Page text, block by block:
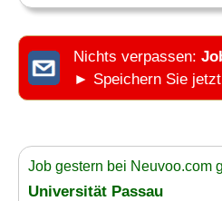
Nichts verpassen:
► Speichern Sie
Job gestern bei Neuvoo.com
Universität Passau